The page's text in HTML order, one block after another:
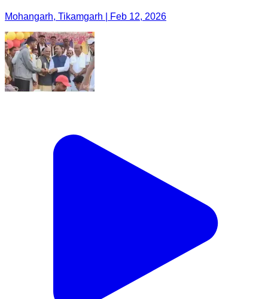
Mohangarh, Tikamgarh | Feb 12, 2026